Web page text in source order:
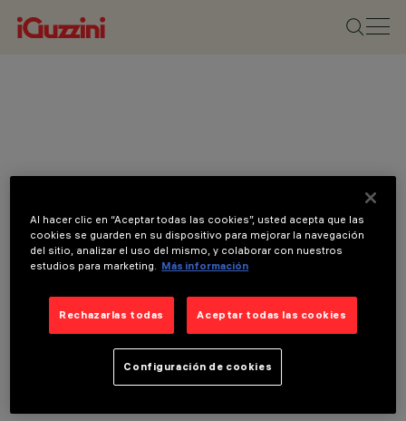
LUMINARIAS DE
Al hacer clic en “Aceptar todas las cookies”, usted acepta que las
cookies se guarden en su dispositivo para mejorar la navegación
del sitio, analizar el uso del mismo, y colaborar con nuestros
estudios para marketing.
Más información
Rechazarlas todas Aceptar todas las cookies
Configuración de cookies